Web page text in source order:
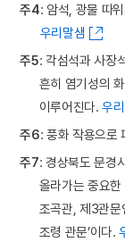
주4: 암석, 광물 따
우리말샘
주5: 각섬석과 사장
흔히 염기성의
이루어진다.우
주6: 풍화 작용으로
주7: 경상북도 문경
올라가는 중요
조곡관, 제3관문
조령 관문’이다.